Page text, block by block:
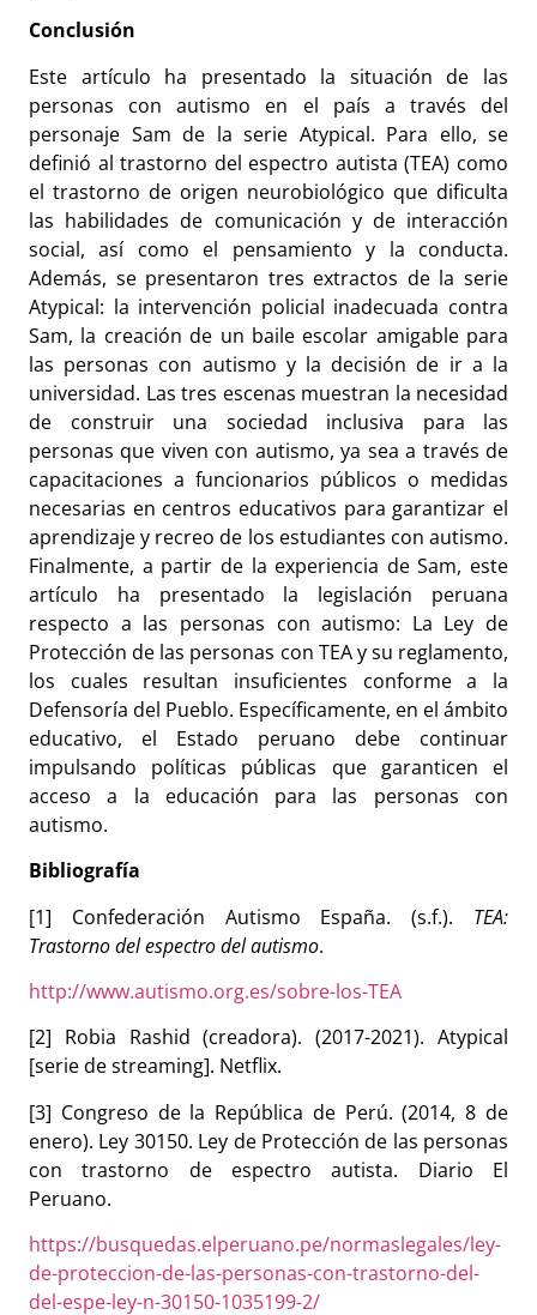
Conclusión
Este artículo ha presentado la situación de las
personas con autismo en el país a través del
personaje Sam de la serie Atypical. Para ello, se
definió al trastorno del espectro autista (TEA) como
el trastorno de origen neurobiológico que dificulta
las habilidades de comunicación y de interacción
social, así como el pensamiento y la conducta.
Además, se presentaron tres extractos de la serie
Atypical: la intervención policial inadecuada contra
Sam, la creación de un baile escolar amigable para
las personas con autismo y la decisión de ir a la
universidad. Las tres escenas muestran la necesidad
de construir una sociedad inclusiva para las
personas que viven con autismo, ya sea a través de
capacitaciones a funcionarios públicos o medidas
necesarias en centros educativos para garantizar el
aprendizaje y recreo de los estudiantes con autismo.
Finalmente, a partir de la experiencia de Sam, este
artículo ha presentado la legislación peruana
respecto a las personas con autismo: La Ley de
Protección de las personas con TEA y su reglamento,
los cuales resultan insuficientes conforme a la
Defensoría del Pueblo. Específicamente, en el ámbito
educativo, el Estado peruano debe continuar
impulsando políticas públicas que garanticen el
acceso a la educación para las personas con
autismo.
Bibliografía
[1] Confederación Autismo España. (s.f.). TEA:
Trastorno del espectro del autismo.
http://www.autismo.org.es/sobre-los-TEA
[2] Robia Rashid (creadora). (2017-2021). Atypical
[serie de streaming]. Netflix.
[3] Congreso de la República de Perú. (2014, 8 de
enero). Ley 30150. Ley de Protección de las personas
con trastorno de espectro autista. Diario El
Peruano.
https://busquedas.elperuano.pe/normaslegales/ley-
de-proteccion-de-las-personas-con-trastorno-del-
del-espe-ley-n-30150-1035199-2/